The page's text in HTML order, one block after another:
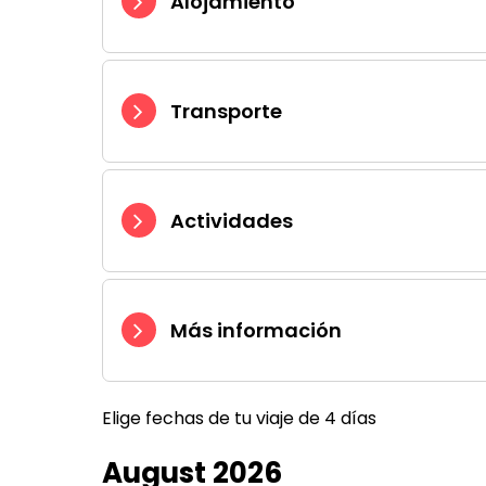
Transporte
Actividades
Más información
Elige fechas de tu viaje de 4 días
August 2026